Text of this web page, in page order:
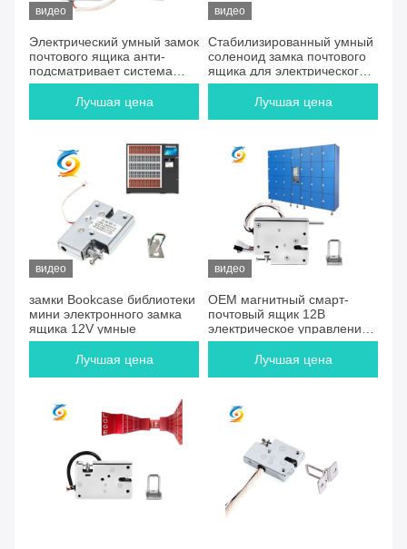
видео
Электрический умный замок
почтового ящика анти-
подсматривает система
управления доступом
Лучшая цена
видео
Стабилизированный умный
соленоид замка почтового
ящика для электрического
шкафчика для хранения
Лучшая цена
видео
замки Bookcase библиотеки
мини электронного замка
ящика 12V умные
Лучшая цена
видео
OEM магнитный смарт-
почтовый ящик 12В
электрическое управление
с высокой безопасностью
Лучшая цена